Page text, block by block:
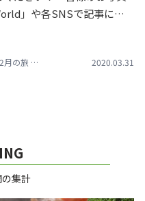
」や各SNSで記事にさ
てます♪
月の旅 ##LW1月の旅 ##LW3月の旅
2020.03.31
集計